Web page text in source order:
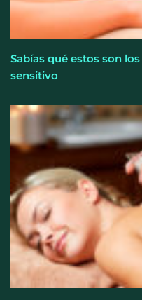
Sabías qué estos son
sensitivo